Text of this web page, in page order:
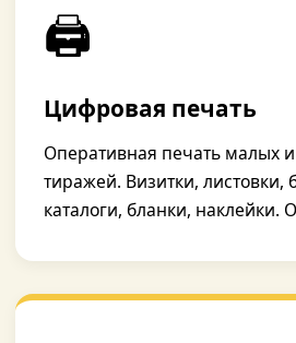
🖨️
Цифровая печать
Оперативная печать малых
тиражей. Визитки, листовки,
каталоги, бланки, наклейки.